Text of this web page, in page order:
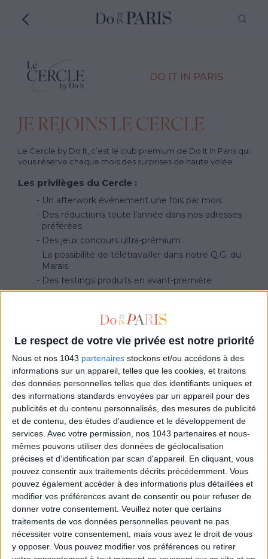
Le respect de votre vie privée est notre priorité
Nous et nos 1043 partenaires stockons et/ou accédons à des
informations sur un appareil, telles que les cookies, et traitons
des données personnelles telles que des identifiants uniques et
des informations standards envoyées par un appareil pour des
publicités et du contenu personnalisés, des mesures de publicité
et de contenu, des études d'audience et le développement de
services. Avec votre permission, nos 1043 partenaires et nous-
mêmes pouvons utiliser des données de géolocalisation
précises et d’identification par scan d'appareil. En cliquant, vous
pouvez consentir aux traitements décrits précédemment. Vous
pouvez également accéder à des informations plus détaillées et
modifier vos préférences avant de consentir ou pour refuser de
donner votre consentement. Veuillez noter que certains
traitements de vos données personnelles peuvent ne pas
nécessiter votre consentement, mais vous avez le droit de vous
y opposer. Vous pouvez modifier vos préférences ou retirer
DO IT IN PARIS
JE REJOINS LE CERCLE
Le Cercle by Do It, c’est le club premium de Do It In Paris qui
vous réserve chaque mois des surprises de haute volée.
Les privilèges du Cercle :
Un afterwork événement une fois par mois
Des réductions toute l’année dans nos adresses
préférées
Des jeux concours ultra-prémium
La possibilité de télétravailler dans notre Q.G. du
Marais
Des testings produits en avant-première
Une newsletter dédiée chaque mois
INFORMATIONS PERSONNELLES